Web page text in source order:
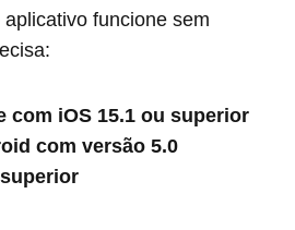
funcione sem
com iOS 15.1 ou superior
com versão 5.0